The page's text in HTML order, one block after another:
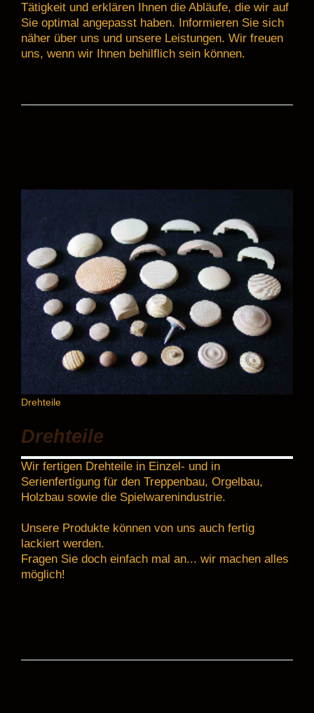
Tätigkeit und erklären Ihnen die Abläufe, die wir auf
Sie optimal angepasst haben. Informieren Sie sich
näher über uns und unsere Leistungen. Wir freuen
uns, wenn wir Ihnen behilflich sein können.
Drehteile
Drehteile
Wir fertigen Drehteile in Einzel- und in
Serienfertigung für den Treppenbau, Orgelbau,
Holzbau sowie die Spielwarenindustrie.
Unsere Produkte können von uns auch fertig
lackiert werden.
Fragen Sie doch einfach mal an... wir machen alles
möglich!